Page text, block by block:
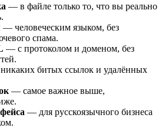
— в файле только то, что вы реально
— человеческим языком, без
спама.
— с протоколом и доменом, без
битых ссылок и удалённых
— самое важное выше,
— для русскоязычного бизнеса